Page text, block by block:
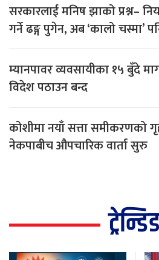
सरकारलाई मनिष झाको प्रश्न–
गर्ने ढङ्ग पुगेन, अब ‘कालो चस्मा’
म्यानपावर व्यवसायीका १५ बुँदे
विदेश पठाउन बन्द
कोशीमा नयाँ सत्ता समीकरणको
नेकपाबीच औपचारिक वार्ता सुरु